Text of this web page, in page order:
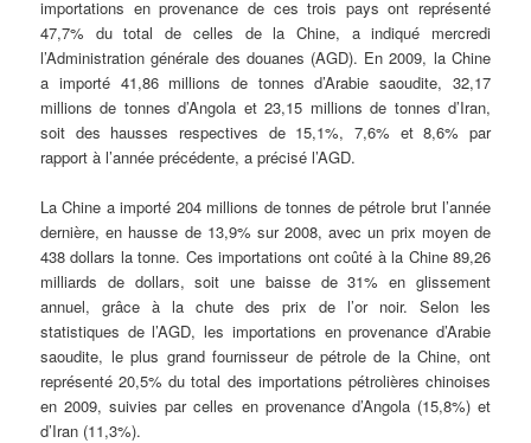
importations en provenance de ces trois pays ont représenté
47,7% du total de celles de la Chine, a indiqué mercredi
l’Administration générale des douanes (AGD). En 2009, la Chine
a importé 41,86 millions de tonnes d’Arabie saoudite, 32,17
millions de tonnes d’Angola et 23,15 millions de tonnes d’Iran,
soit des hausses respectives de 15,1%, 7,6% et 8,6% par
rapport à l’année précédente, a précisé l’AGD.
La Chine a importé 204 millions de tonnes de pétrole brut l’année
dernière, en hausse de 13,9% sur 2008, avec un prix moyen de
438 dollars la tonne. Ces importations ont coûté à la Chine 89,26
milliards de dollars, soit une baisse de 31% en glissement
annuel, grâce à la chute des prix de l’or noir. Selon les
statistiques de l’AGD, les importations en provenance d’Arabie
saoudite, le plus grand fournisseur de pétrole de la Chine, ont
représenté 20,5% du total des importations pétrolières chinoises
en 2009, suivies par celles en provenance d’Angola (15,8%) et
d’Iran (11,3%).